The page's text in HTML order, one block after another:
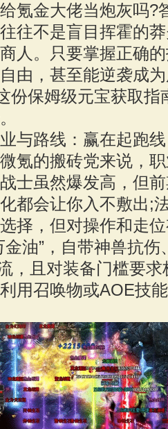
氪金大佬当炮灰吗?
往不是盲目挥霍的
人。只要掌握正确
由，甚至能逆袭成
份保姆级元宝获取
路线：赢在起跑线
的搬砖党来说，职
士虽然爆发高，但
都会让你入不敷出;
择，但对操作和走
金油”，自带神兽抗
，且对装备门槛要
用召唤物或AOE技